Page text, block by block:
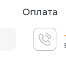
Оплата